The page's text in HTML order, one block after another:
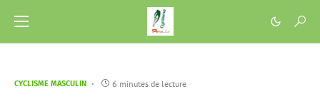
CYCLISME MASCULIN 6 minutes de lecture